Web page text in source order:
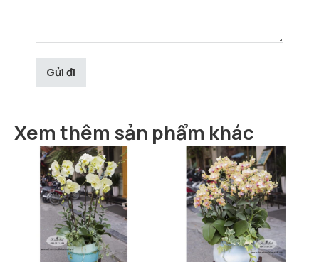
Xem thêm sản phẩm khác